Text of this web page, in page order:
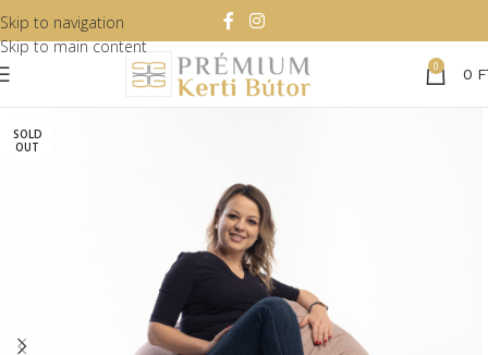
Skip to navigation
Skip to main content
0 0
SOLD
OUT